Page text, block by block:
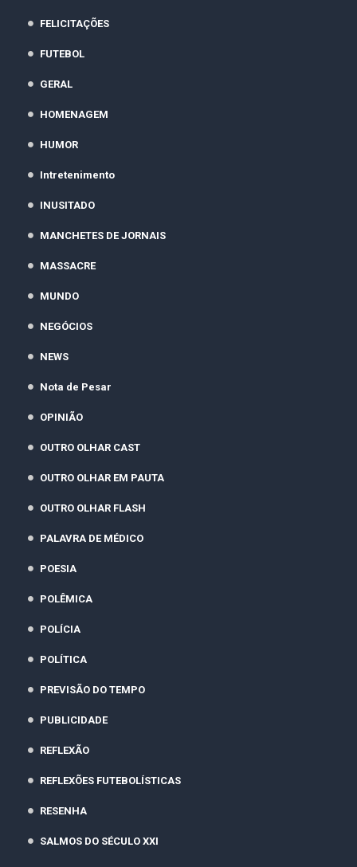
FELICITAÇÕES
FUTEBOL
GERAL
HOMENAGEM
HUMOR
Intretenimento
INUSITADO
MANCHETES DE JORNAIS
MASSACRE
MUNDO
NEGÓCIOS
NEWS
Nota de Pesar
OPINIÃO
OUTRO OLHAR CAST
OUTRO OLHAR EM PAUTA
OUTRO OLHAR FLASH
PALAVRA DE MÉDICO
POESIA
POLÊMICA
POLÍCIA
POLÍTICA
PREVISÃO DO TEMPO
PUBLICIDADE
REFLEXÃO
REFLEXÕES FUTEBOLÍSTICAS
RESENHA
SALMOS DO SÉCULO XXI